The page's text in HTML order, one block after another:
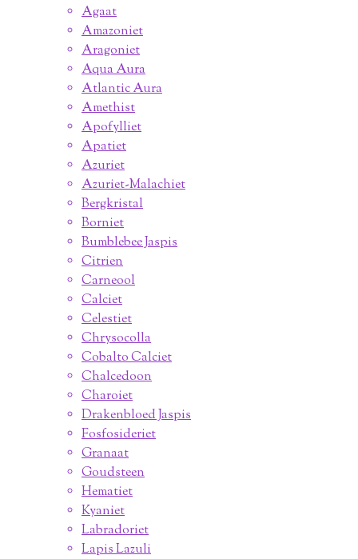
Agaat
Amazoniet
Aragoniet
Aqua Aura
Atlantic Aura
Amethist
Apofylliet
Apatiet
Azuriet
Azuriet-Malachiet
Bergkristal
Borniet
Bumblebee Jaspis
Citrien
Carneool
Calciet
Celestiet
Chrysocolla
Cobalto Calciet
Chalcedoon
Charoiet
Drakenbloed Jaspis
Fosfosideriet
Granaat
Goudsteen
Hematiet
Kyaniet
Labradoriet
Lapis Lazuli